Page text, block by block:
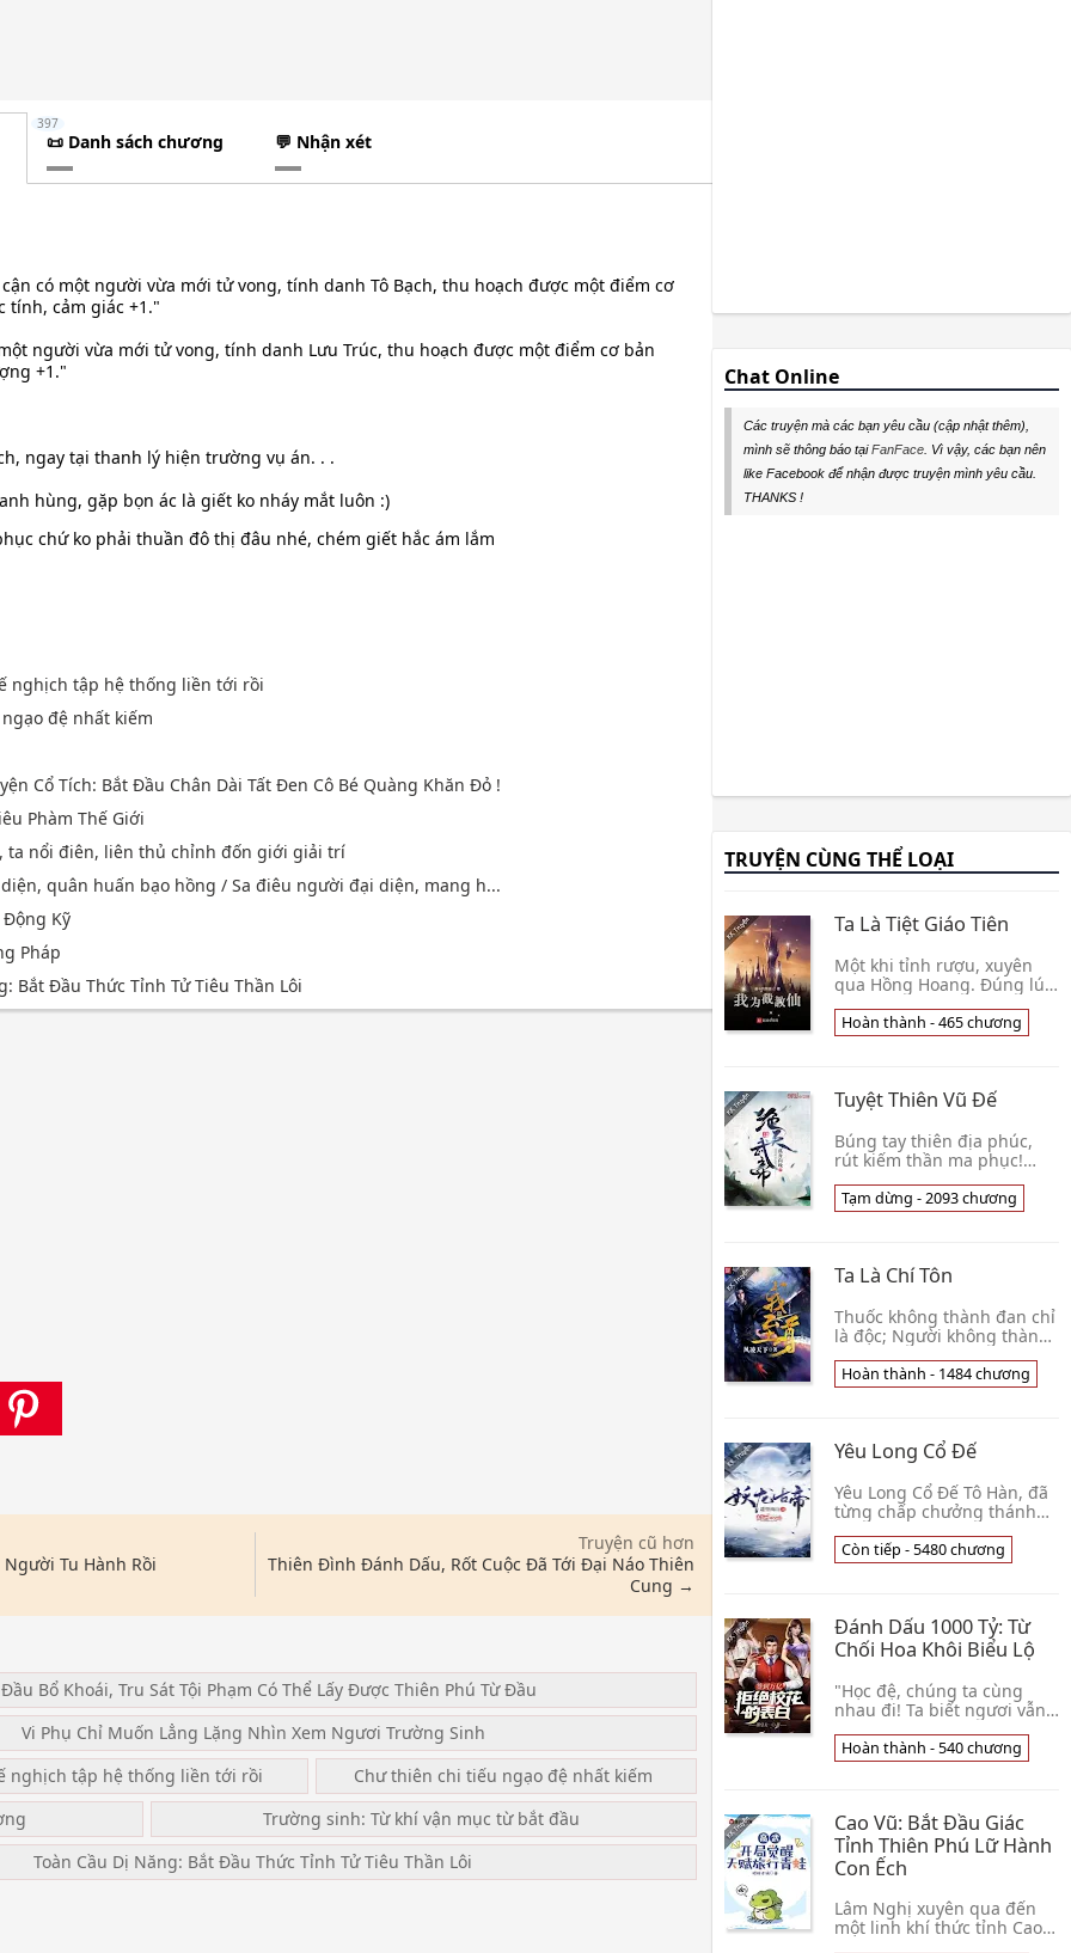
📜 Danh sách chương
397
💬 Nhận xét
có một người vừa mới tử vong, tính danh Tô Bạch, thu hoạch được một điểm cơ
tính, cảm giác +1."
người vừa mới tử vong, tính danh Lưu Trúc, thu hoạch được một điểm cơ bản
+1."
ngay tại thanh lý hiện trường vụ án. . .
hùng, gặp bọn ác là giết ko nháy mắt luôn :)
chứ ko phải thuần đô thị đâu nhé, chém giết hắc ám lắm
nghịch tập hệ thống liền tới rồi
đệ nhất kiếm
Cổ Tích: Bắt Đầu Chân Dài Tất Đen Cô Bé Quàng Khăn Đỏ !
Phàm Thế Giới
ta nổi điên, liên thủ chỉnh đốn giới giải trí
quân huấn bạo hồng / Sa điêu người đại diện, mang h...
Động Kỹ
Pháp
Bắt Đầu Thức Tỉnh Tử Tiêu Thần Lôi
Tu Hành Rồi
Truyện cũ hơn
Thiên Đình Đánh Dấu, Rốt Cuộc Đã Tới Đại Náo Thiên
Cung →
Bổ Khoái, Tru Sát Tội Phạm Có Thể Lấy Được Thiên Phú Từ Đầu
Vi Phụ Chỉ Muốn Lẳng Lặng Nhìn Xem Ngươi Trường Sinh
nghịch tập hệ thống liền tới rồi
Chư thiên chi tiếu ngạo đệ nhất kiếm
Trường sinh: Từ khí vận mục từ bắt đầu
Toàn Cầu Dị Năng: Bắt Đầu Thức Tỉnh Tử Tiêu Thần Lôi
Chat Online
Các truyện mà các bạn yêu cầu (cập nhật thêm),
mình sẽ thông báo tạiFanFace . Vì vậy, các bạn nên
like Facebook để nhận được truyện mình yêu cầu.
THANKS !
TRUYỆN CÙNG THỂ LOẠI
Ta Là Tiệt Giáo Tiên
Một khi tỉnh rượu, xuyên
qua Hồng Hoang. Đúng lúc
Triệu Lãng bái tại Thông
Thiên giáo chủ môn hạ, trở
Hoàn thành - 465 chương
Tuyệt Thiên Vũ Đế
Búng tay thiên địa phúc,
rút kiếm thần ma phục!
năm sau tỉnh lại, phát một
lời thiên hạ toàn kinh, trấn
Tạm dừng - 2093 chương
Ta Là Chí Tôn
Thuốc không thành đan chỉ
là độc; Người không thành
không! . . . Thiên Đạo có
thiếu, nhân gian bất bình;
Hoàn thành - 1484 chương
Yêu Long Cổ Đế
Yêu Long Cổ Đế Tô Hàn, đã
từng chấp chưởng thánh
Ngân Hà tinh hệ đỉnh! Lại
bởi vì dung hợp các đại tu
Còn tiếp - 5480 chương
Đánh Dấu 1000 Tỷ: Từ
Chối Hoa Khôi Biểu Lộ
"Học đệ, chúng ta cùng
nhau đi! Ta biết ngươi vẫn
ngươi một cái cơ hội!" Hoa
khôi nói rằng. Giữa lúc Lâm
Hoàn thành - 540 chương
Cao Vũ: Bắt Đầu Giác
Tỉnh Thiên Phú Lữ Hành
Con Ếch
Lâm Nghị xuyên qua đến
một linh khí thức tỉnh Cao